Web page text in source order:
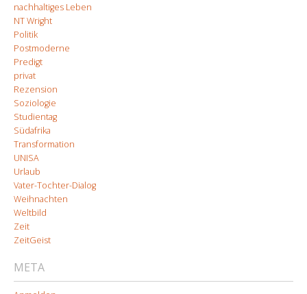
nachhaltiges Leben
NT Wright
Politik
Postmoderne
Predigt
privat
Rezension
Soziologie
Studientag
Südafrika
Transformation
UNISA
Urlaub
Vater-Tochter-Dialog
Weihnachten
Weltbild
Zeit
ZeitGeist
META